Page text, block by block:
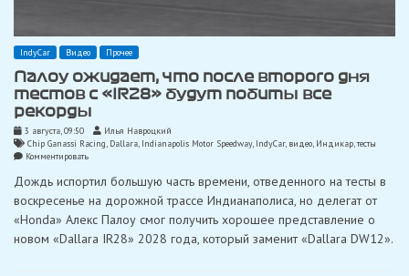
IndyCar Видео Прочее
Палоу ожидает, что после второго дня
тестов с «IR28» будут побиты все
рекорды
3 августа, 09:50
Илья Навроцкий
Chip Ganassi Racing, Dallara, Indianapolis Motor Speedway, IndyCar, видео, Индикар,тесты
Комментироватьon
ожидает,
после
второго
дня
тестов
Дождь испортил большую часть времени, отведенного на тесты в
воскресенье на дорожной трассе Индианаполиса, но делегат от
«Honda» Алекс Палоу смог получить хорошее представление о
новом «Dallara IR28» 2028 года, который заменит «Dallara DW12».